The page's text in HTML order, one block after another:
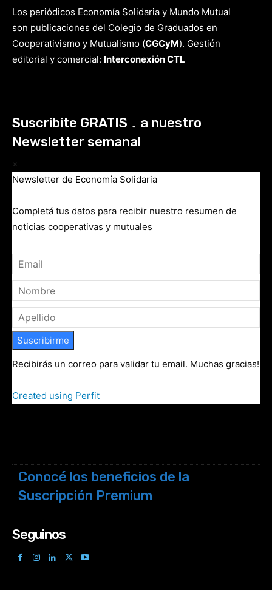
Los periódicos Economía Solidaria y Mundo Mutual
son publicaciones del Colegio de Graduados en
Cooperativismo y Mutualismo (CGCyM). Gestión
editorial y comercial: Interconexión CTL
Suscribite GRATIS ↓ a nuestro
Newsletter semanal
×
Newsletter de Economía Solidaria
Completá tus datos para recibir nuestro resumen de
noticias cooperativas y mutuales
Suscribirme
Recibirás un correo para validar tu email. Muchas gracias!
Created using Perfit
Conocé los beneficios de la
Suscripción Premium
Seguinos